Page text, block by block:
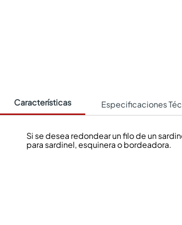
Características Especificaciones
Si se desea redondear un filo de un
para sardinel, esquinera o bordeadora.